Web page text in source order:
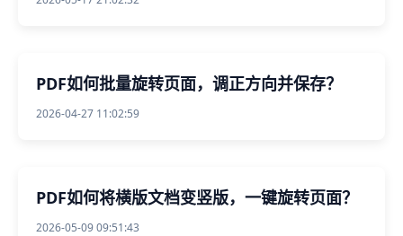
PDF如何批量旋转页面，调正方向并保存？
2026-04-27 11:02:59
PDF如何将横版文档变竖版，一键旋转页面？
2026-05-09 09:51:43